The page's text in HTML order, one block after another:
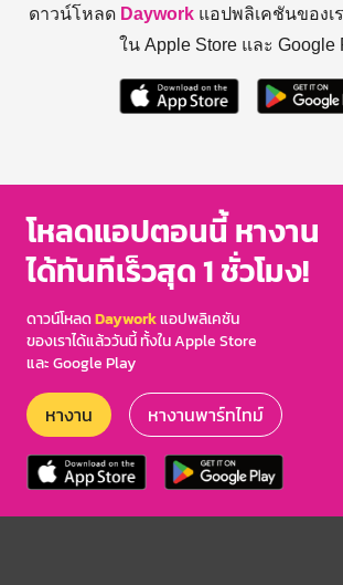
ดาวน์โหลด Daywork แอปพลิเคชันของเ
ใน Apple Store และ Google
โหลดแอปตอนนี้ หางาน
ได้ทันทีเร็วสุด 1 ชั่วโมง!
ดาวน์โหลดDayworkแอปพลิเคชัน
ของเราได้แล้ววันนี้ ทั้งใน Apple Store
และ Google Play
หางาน หางานพาร์ทไทม์